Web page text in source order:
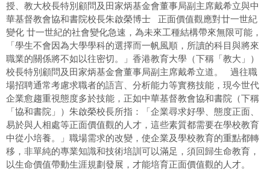
授、教大校長特別顧問及田家炳基金會董事局副主席戴希立與中
華基督教會協和書院校長朱啟榮博士 正面價值觀應對廿一世紀
變化 廿一世紀的社會變化急速，為未來工種結構帶來無限可能，
「學生不會因為大學學科的選擇而一帆風順，所讀的科目與將來
職業的關係將不如以往密切。」香港教育大學（下稱「教大」）
校長特別顧問及田家炳基金會董事局副主席戴希立道。 過往職
場招聘通常考慮求職者的語言、分析能力等實務技能，現今世代
企業愈趨重視態度多於技能，正如中華基督教會協和書院（下稱
「協和書院」）朱啟榮校長所指：「企業尋求好學、態度正面、
易於與人相處等正面價值觀的人才，這些素質都需要在學校教育
中從小培養。」職場需求的改變，使企業及學校教育的重點都轉
移，非單純的專業知識和技術培訓可以滿足，須回歸生命教育，
以生命價值帶動生涯規劃發展，才能培育正面價值觀的人才。